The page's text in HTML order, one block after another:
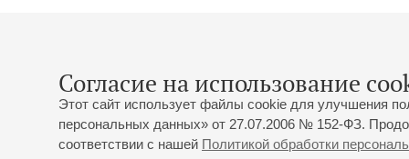
Согласие на использование
Этот сайт использует файлы cookie для улучшения
персональных данных» от 27.07.2006 № 152-ФЗ.
соответствии с нашей Политикой обработки